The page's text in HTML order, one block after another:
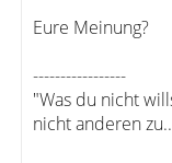
Eure Meinung?
-----------------
"Was du nicht
nicht anderen